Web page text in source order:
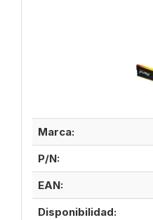
Marca:
P/N:
EAN:
Disponibilidad: